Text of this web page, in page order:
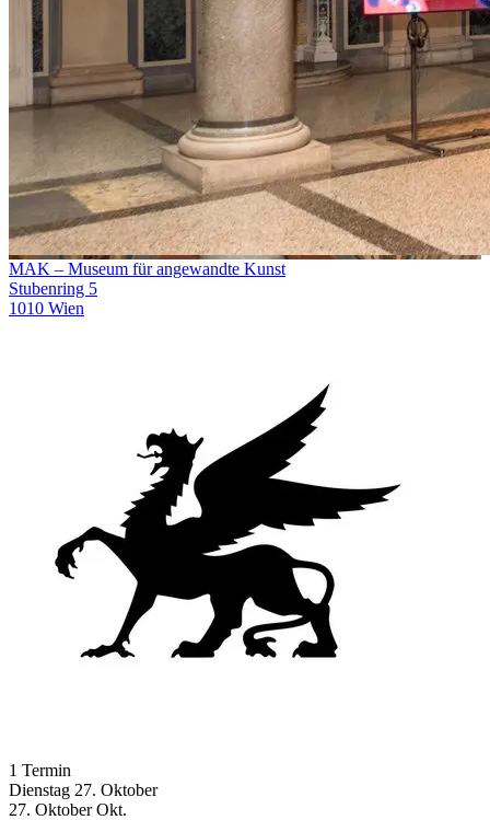
MAK – Museum für angewandte Kunst
Stubenring 5
1010 Wien
1 Termin
Dienstag 27. Oktober
27. Oktober Okt.